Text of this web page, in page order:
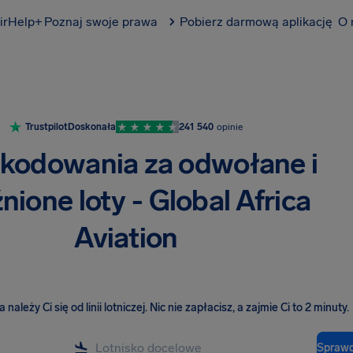
Poznaj swoje prawa Pobierz darmową aplikację O
TrustpilotDoskonała 241 540 opinie
za odwołane i
loty - Global Africa
Aviation
należy Ci się od linii lotniczej. Nic nie zapłacisz, a zajmie Ci to 2 minuty.